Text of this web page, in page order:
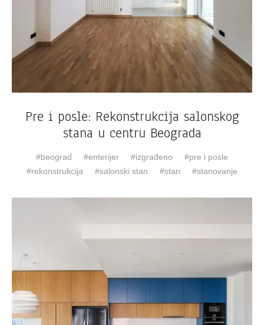
Pre i posle: Rekonstrukcija salonskog
stana u centru Beograda
beograd enterijer izgrađeno
pre i posle
rekonstrukcija
salonski stan stan stanovanje